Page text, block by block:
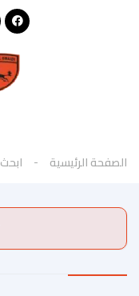
الصفحة الرئيسية ابحث